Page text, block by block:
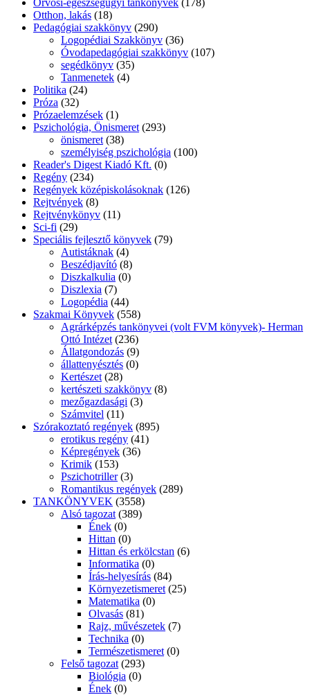
Otthon, lakás (18)
Pedagógiai szakkönyv (290)
Logopédiai Szakkönyv (36)
Óvodapedagógiai szakkönyv (107)
segédkönyv (35)
Tanmenetek (4)
Politika (24)
Próza (32)
Prózaelemzések (1)
Pszichológia, Önismeret (293)
önismeret (38)
személyiség pszichológia (100)
Reader's Digest Kiadó Kft. (0)
Regény (234)
Regények középiskolásoknak (126)
Rejtvények (8)
Rejtvénykönyv (11)
Sci-fi (29)
Speciális fejlesztő könyvek (79)
Autistáknak (4)
Beszédjavító (8)
Diszkalkulia (0)
Diszlexia (7)
Logopédia (44)
Szakmai Könyvek (558)
Agrárképzés tankönyvei (volt FVM könyvek)- Herman
Ottó Intézet (236)
Állatgondozás (9)
állattenyésztés (0)
Kertészet (28)
kertészeti szakkönyv (8)
mezőgazdasági (3)
Számvitel (11)
Szórakoztató regények (895)
erotikus regény (41)
Képregények (36)
Krimik (153)
Pszichotriller (3)
Romantikus regények (289)
TANKÖNYVEK (3558)
Alsó tagozat (389)
Ének (0)
Hittan (0)
Hittan és erkölcstan (6)
Informatika (0)
Írás-helyesírás (84)
Környezetismeret (25)
Matematika (0)
Olvasás (81)
Rajz, művészetek (7)
Technika (0)
Természetismeret (0)
Felső tagozat (293)
Biológia (0)
Ének (0)